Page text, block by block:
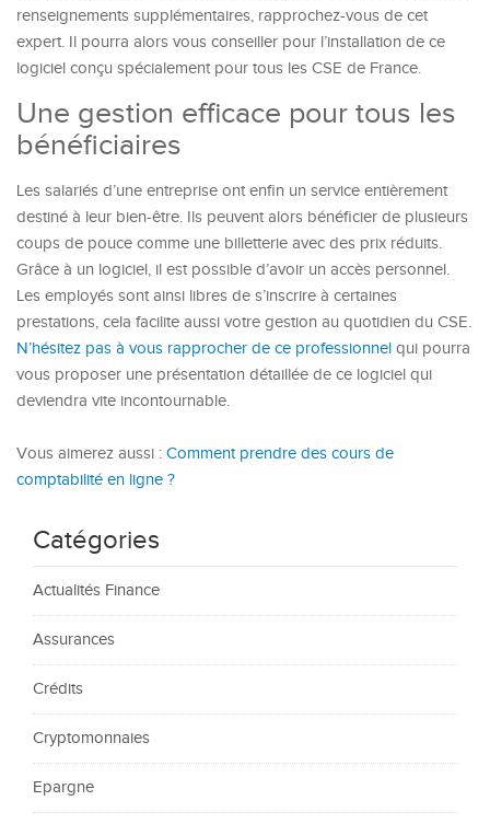
renseignements supplémentaires, rapprochez-vous de cet
expert. Il pourra alors vous conseiller pour l’installation de ce
logiciel conçu spécialement pour tous les CSE de France.
Une gestion efficace pour tous les
bénéficiaires
Les salariés d’une entreprise ont enfin un service entièrement
destiné à leur bien-être. Ils peuvent alors bénéficier de plusieurs
coups de pouce comme une billetterie avec des prix réduits.
Grâce à un logiciel, il est possible d’avoir un accès personnel.
Les employés sont ainsi libres de s’inscrire à certaines
prestations, cela facilite aussi votre gestion au quotidien du CSE.
N’hésitez pas à vous rapprocher de ce professionnel qui pourra
vous proposer une présentation détaillée de ce logiciel qui
deviendra vite incontournable.
Vous aimerez aussi : Comment prendre des cours de
comptabilité en ligne ?
Catégories
Actualités Finance
Assurances
Crédits
Cryptomonnaies
Epargne